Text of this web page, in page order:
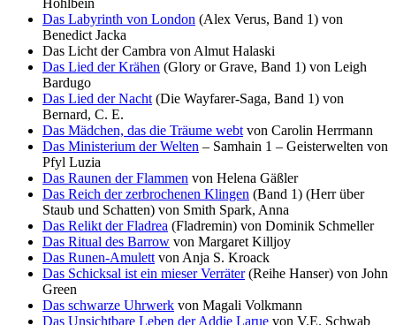
Hohlbein
Das Labyrinth von London (Alex Verus, Band 1) von
Benedict Jacka
Das Licht der Cambra von Almut Halaski
Das Lied der Krähen (Glory or Grave, Band 1) von Leigh
Bardugo
Das Lied der Nacht (Die Wayfarer-Saga, Band 1) von
Bernard, C. E.
Das Mädchen, das die Träume webt von Carolin Herrmann
Das Ministerium der Welten – Samhain 1 – Geisterwelten von
Pfyl Luzia
Das Raunen der Flammen von Helena Gäßler
Das Reich der zerbrochenen Klingen (Band 1) (Herr über
Staub und Schatten) von Smith Spark, Anna
Das Relikt der Fladrea (Fladremin) von Dominik Schmeller
Das Ritual des Barrow von Margaret Killjoy
Das Runen-Amulett von Anja S. Kroack
Das Schicksal ist ein mieser Verräter(Reihe Hanser) von John
Green
Das schwarze Uhrwerk von Magali Volkmann
Das Unsichtbare Leben der Addie Larue von V.E. Schwab